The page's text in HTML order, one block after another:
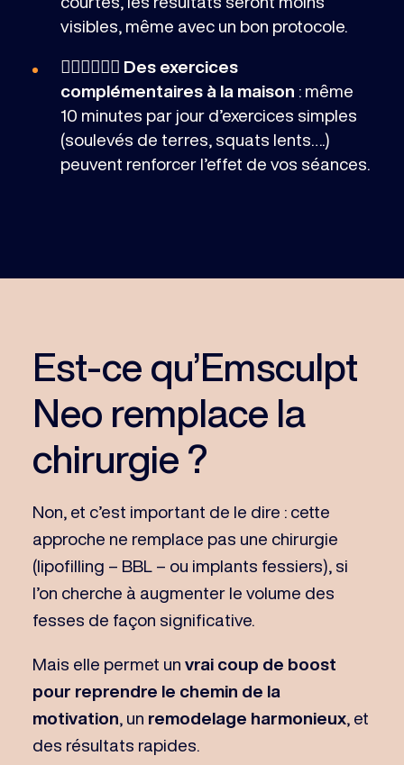
visibles, même avec un bon protocole.
🏋🏻‍♀️⛹🏾‍♂️ Des exercices
complémentaires à la maison : même
10 minutes par jour d’exercices simples
(soulevés de terres, squats lents….)
peuvent renforcer l’effet de vos séances.
Est-ce qu’Emsculpt
Neo remplace la
chirurgie ?
Non, et c’est important de le dire : cette
approche ne remplace pas une chirurgie
(lipofilling – BBL – ou implants fessiers), si
l’on cherche à augmenter le volume des
fesses de façon significative.
Mais elle permet un vrai coup de boost
pour reprendre le chemin de la
motivation , un remodelage harmonieux, et
des résultats rapides.